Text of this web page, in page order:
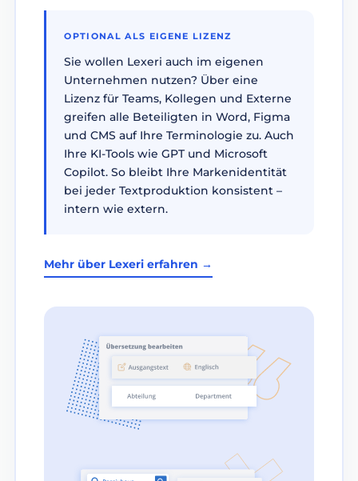
OPTIONAL ALS EIGENE LIZENZ
Sie wollen Lexeri auch im eigenen
Unternehmen nutzen? Über eine
Lizenz für Teams, Kollegen und Externe
greifen alle Beteiligten in Word, Figma
und CMS auf Ihre Terminologie zu. Auch
Ihre KI-Tools wie GPT und Microsoft
Copilot. So bleibt Ihre Markenidentität
bei jeder Textproduktion konsistent –
intern wie extern.
Mehr über Lexeri erfahren →